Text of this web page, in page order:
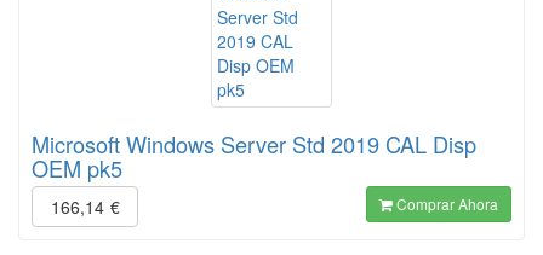
Microsoft Windows Server Std 2019 CAL Disp
OEM pk5
166,14 € Comprar Ahora